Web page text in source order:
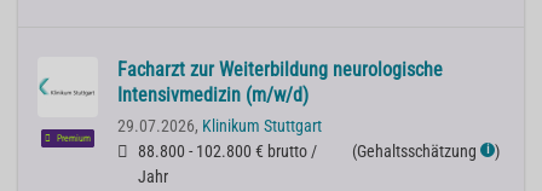
Premium
Facharzt zur Weiterbildung neurologische
Intensivmedizin (m/w/d)
29.07.2026, Klinikum Stuttgart
88.800 - 102.800 € brutto /
Jahr
(Gehaltsschätzung ℹ )